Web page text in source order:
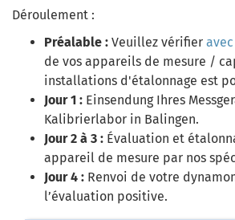
Déroulement :
Préalable : Veuillez vérifier
de vos appareils de mesure /
installations d'étalonnage est
Jour 1 : Einsendung Ihres
Kalibrierlabor in Balingen.
Jour 2 à 3 : Évaluation et
appareil de mesure par nos
Jour 4 : Renvoi de votre
l’évaluation positive.